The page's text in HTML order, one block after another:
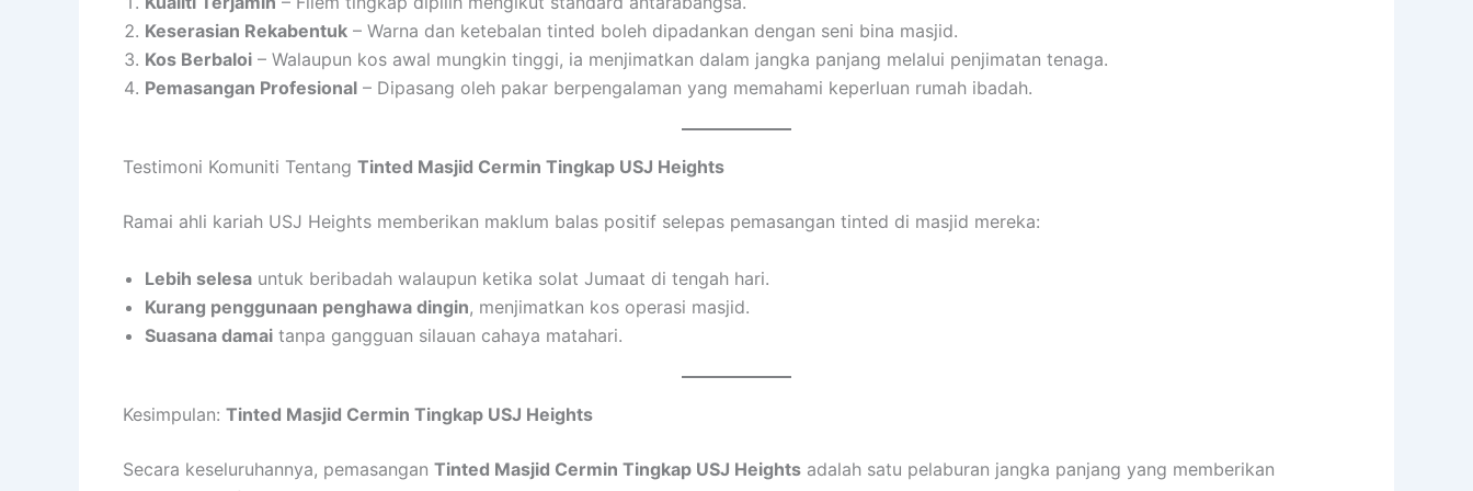
Keserasian Rekabentuk – Warna dan ketebalan tinted boleh dipadankan dengan seni bina masjid.
Kos Berbaloi – Walaupun kos awal mungkin tinggi, ia menjimatkan dalam jangka panjang melalui penjimatan tenaga.
Pemasangan Profesional – Dipasang oleh pakar berpengalaman yang memahami keperluan rumah ibadah.
Testimoni Komuniti Tentang Tinted Masjid Cermin Tingkap USJ Heights
Ramai ahli kariah USJ Heights memberikan maklum balas positif selepas pemasangan tinted di masjid mereka:
Lebih selesa untuk beribadah walaupun ketika solat Jumaat di tengah hari.
Kurang penggunaan penghawa dingin, menjimatkan kos operasi masjid.
Suasana damai tanpa gangguan silauan cahaya matahari.
Kesimpulan: Tinted Masjid Cermin Tingkap USJ Heights
Secara keseluruhannya, pemasangan Tinted Masjid Cermin Tingkap USJ Heights adalah satu pelaburan jangka panjang yang memberikan